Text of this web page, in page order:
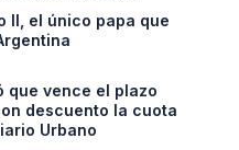
II, el único papa que
que vence el plazo
descuento la cuota
Urbano